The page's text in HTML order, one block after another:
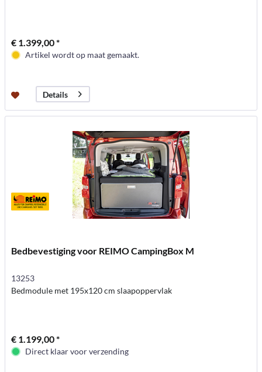
€ 1.399,00 *
Artikel wordt op maat gemaakt.
Details
Bedbevestiging voor REIMO CampingBox M
13253
Bedmodule met 195x120 cm slaapoppervlak
€ 1.199,00 *
Direct klaar voor verzending